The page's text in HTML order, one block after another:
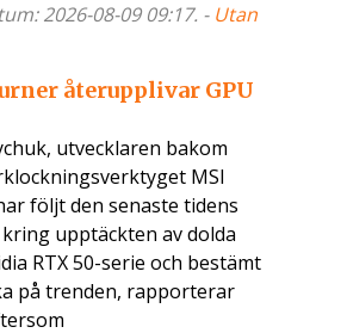
2026-08-09 09:17. - Utan
återupplivar GPU
utvecklaren bakom
MSI
följt den senaste tidens
upptäckten av dolda
RTX 50-serie och bestämt
på trenden, rapporterar